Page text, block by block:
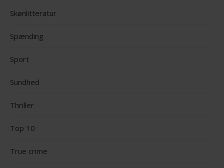
Skønlitteratur
Spænding
Sport
Sundhed
Thriller
Top 10
True crime